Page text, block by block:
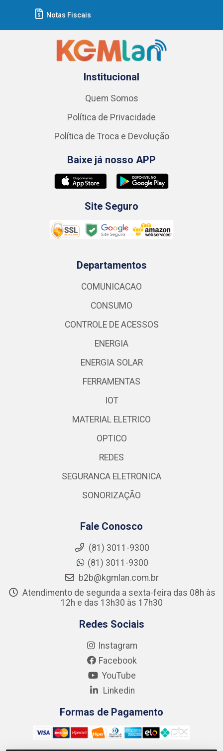
Notas Fiscais
Institucional
Quem Somos
Política de Privacidade
Política de Troca e Devolução
Baixe já nosso APP
Site Seguro
Departamentos
COMUNICACAO
CONSUMO
CONTROLE DE ACESSOS
ENERGIA
ENERGIA SOLAR
FERRAMENTAS
IOT
MATERIAL ELETRICO
OPTICO
REDES
SEGURANCA ELETRONICA
SONORIZAÇÃO
Fale Conosco
(81) 3011-9300
(81) 3011-9300
b2b@kgmlan.com.br
Atendimento de segunda a sexta-feira das 08h às
12h e das 13h30 às 17h30
Redes Sociais
Instagram
Facebook
YouTube
Linkedin
Formas de Pagamento